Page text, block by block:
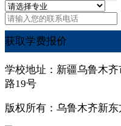
获取学费报价
学校地址：新疆乌鲁木
路19号
版权所有：乌鲁木齐新